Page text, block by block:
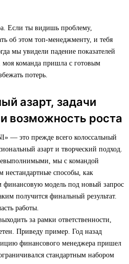
Если ты видишь проблему,
об этом топ-менеджменту, и тебя
мы увидели падение показателей
моя команда пришла с готовым
потерь.
азарт, задачи
возможность роста
— это прежде всего колоссальный
азарт и творческий подход.
мы с командой
нестандартные способы, как
модель под новый запрос
получится финальный результат.
работы.
за рамки ответственности,
Приведу пример. Год назад
финансового менеджера пришел
стандартным набором